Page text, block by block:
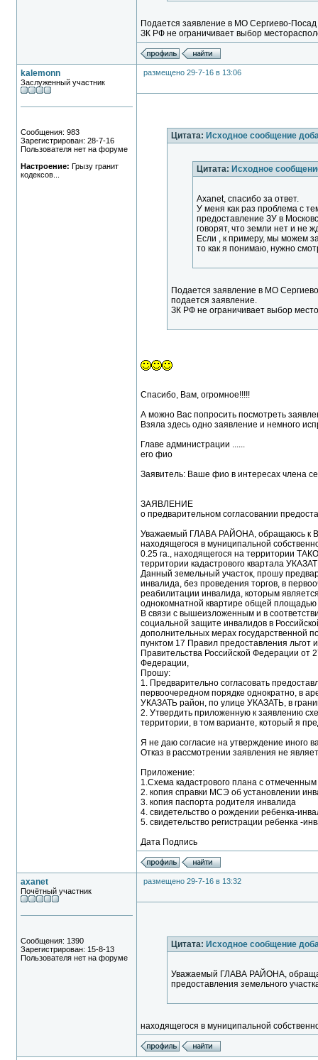
Подается заявление в МО Сергиево-
ЗК РФ не ограничивает выбор
kalemonn
Заслуженный участник
Сообщения: 983
Зарегистрирован: 28-7-16
Пользователя нет на форуме
Настроение: Грызу гранит
кодексов...
размещено 29-7-16 в 13:06
Цитата: Исходное сообщение
Цитата: Исходное
Axanet, спасибо за ответ.
У меня как раз проблема с
предоставление ЗУ в
говорят, что земли нет и не
Если , к примеру, мы можем
то как я понимаю, нужно
Подается заявление в МО
подается заявление.
ЗК РФ не ограничивает выбор
Спасибо, Вам, огромное!!!!!
А можно Вас попросить посмотреть
Взяла здесь одно заявление и немного
Главе администрации ......
его фио
Заявитель: Ваше фио в интересах члена
ЗАЯВЛЕНИЕ
о предварительном согласовании
Уважаемый ГЛАВА РАЙОНА, обращаюсь к
находящегося в муниципальной
0.25 га., находящегося на территории
территории кадастрового квартала
Данный земельный участок, прошу
инвалида, без проведения торгов, в
реабилитации инвалида, которым
однокомнатной квартире общей
В связи с вышеизложенным и в
социальной защите инвалидов в
дополнительных мерах государственной
пунктом 17 Правил предоставления
Правительства Российской Федерации от
Федерации,
Прошу:
1. Предварительно согласовать
первоочередном порядке однократно, в
УКАЗАТЬ район, по улице УКАЗАТЬ, в
2. Утвердить приложенную к заявлению
территории, в том варианте, который я
Я не даю согласие на утверждение иного
Отказ в рассмотрении заявления не
Приложение:
1.Схема кадастрового плана с
2. копия справки МСЭ об установлении
3. копия паспорта родителя инвалида
4. свидетельство о рождении ребенка-
5. свидетельство регистрации ребенка -
Дата Подпись
axanet
Почётный участник
Сообщения: 1390
Зарегистрирован: 15-8-13
Пользователя нет на форуме
размещено 29-7-16 в 13:32
Цитата: Исходное сообщение
Уважаемый ГЛАВА РАЙОНА,
предоставления земельного
находящегося в муниципальной